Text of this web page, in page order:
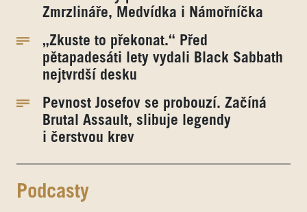
Zmrzlináře, Medvídka i Námořníčka
„Zkuste to překonat.“ Před
pětapadesáti lety vydali Black Sabbath
nejtvrdší desku
Pevnost Josefov se probouzí. Začíná
Brutal Assault, slibuje legendy
i čerstvou krev
Podcasty